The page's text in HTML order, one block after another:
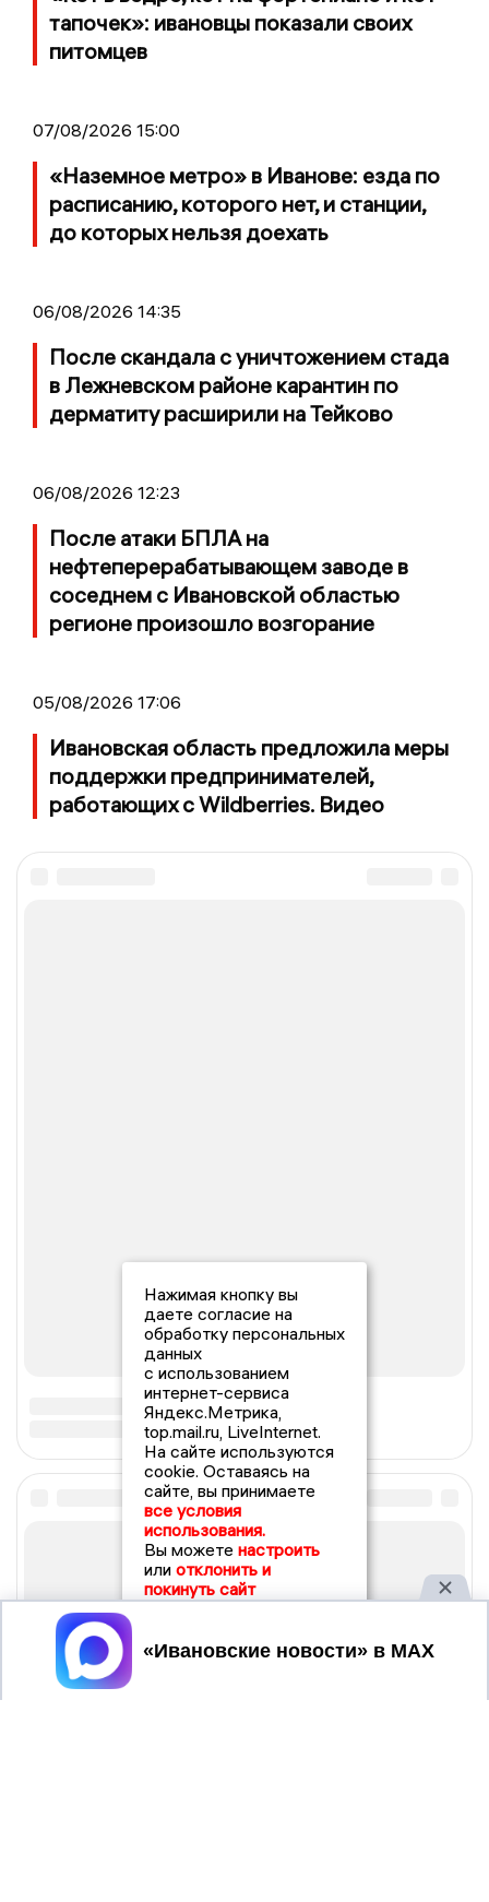
тапочек»: ивановцы показали своих
питомцев
07/08/2026 15:00
«Наземное метро» в Иванове: езда по
расписанию, которого нет, и станции,
до которых нельзя доехать
06/08/2026 14:35
После скандала с уничтожением стада
в Лежневском районе карантин по
дерматиту расширили на Тейково
06/08/2026 12:23
После атаки БПЛА на
нефтеперерабатывающем заводе в
соседнем с Ивановской областью
регионе произошло возгорание
05/08/2026 17:06
Ивановская область предложила меры
поддержки предпринимателей,
работающих с Wildberries. Видео
Нажимая кнопку вы
даете согласие на
обработку персональных
данных
с использованием
интернет-сервиса
Яндекс.Метрика,
top.mail.ru, LiveInternet.
На сайте используются
cookie. Оставаясь на
сайте, вы принимаете
все условия
использования.
Вы можете настроить
или отклонить и
покинуть сайт
Принять